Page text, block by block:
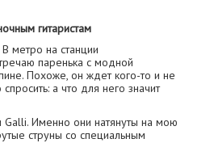
гитаристам
В метро на станции
паренька с модной
П­охоже, он ждет кого-то и не
а что для него значит
Galli. Именно они натянуты на мою
струны со специальным